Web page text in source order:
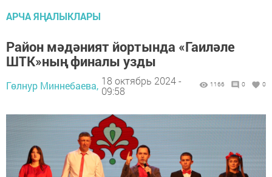
АРЧА ЯҢАЛЫКЛАРЫ
Район мәдәният йортында «Гаиләле
ШТК»ның финалы узды
Гөлнур Миннебаева, 18 октябрь 2024 -
09:58
1166 0 0